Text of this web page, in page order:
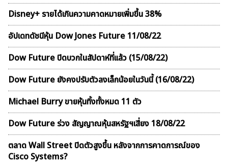
Disney+ รายได้เกินความคาดหมายเพิ่มขึ้น 38%
อัปเดทดัชนีหุ้น Dow Jones Future 11/08/22
Dow Future ปิดบวกในสัปดาห์ที่เเล้ว (15/08/22)
Dow Future ยังคงปรับตัวลงเล็กน้อยในวันนี้ (16/08/22)
Michael Burry ขายหุ้นทิ้งทั้งหมด 11 ตัว
Dow Future ร่วง สัญญาณหุ้นสหรัฐฯเสี่ยง 18/08/22
ตลาด Wall Street ปิดตัวสูงขึ้น หลังจากการคาดการณ์ของ
Cisco Systems?